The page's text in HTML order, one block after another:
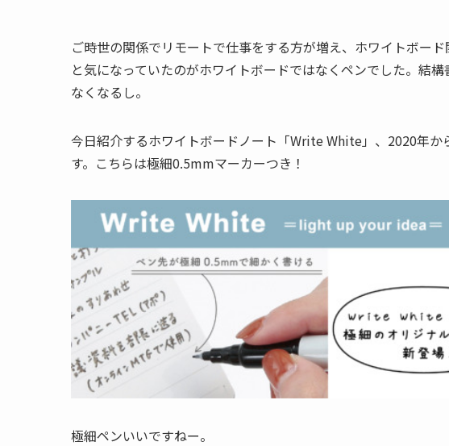
ご時世の関係でリモートで仕事をする方が増え、ホワイトボー
と気になっていたのがホワイトボードではなくペンでした。結
なくなるし。
今日紹介するホワイトボードノート「Write White」、2020年
す。こちらは極細0.5mmマーカーつき！
極細ペンいいですねー。